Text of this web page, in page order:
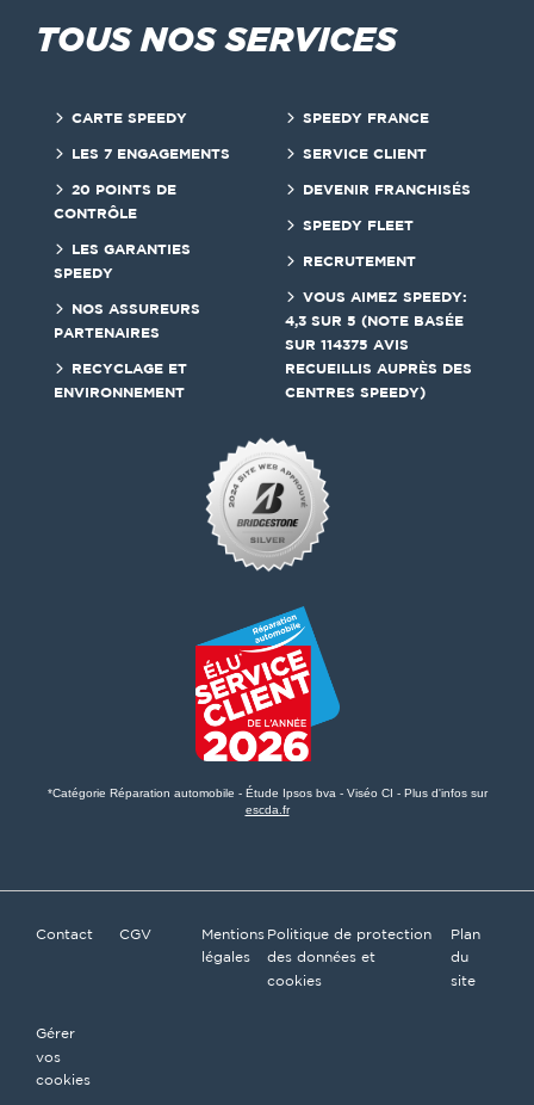
TOUS NOS SERVICES
CARTE SPEEDY
LES 7 ENGAGEMENTS
20 POINTS DE
CONTRÔLE
LES GARANTIES
SPEEDY
NOS ASSUREURS
PARTENAIRES
RECYCLAGE ET
ENVIRONNEMENT
SPEEDY FRANCE
SERVICE CLIENT
DEVENIR FRANCHISÉS
SPEEDY FLEET
RECRUTEMENT
VOUS AIMEZ SPEEDY:
4,3 SUR 5 (NOTE BASÉE
SUR 114375 AVIS
RECUEILLIS AUPRÈS DES
CENTRES SPEEDY)
*Catégorie Réparation automobile - Étude Ipsos bva - Viséo CI - Plus d'infos sur
escda.fr
Contact CGV
Mentions
légales
Politique de protection
des données et
cookies
Plan
du
site
Gérer
vos
cookies